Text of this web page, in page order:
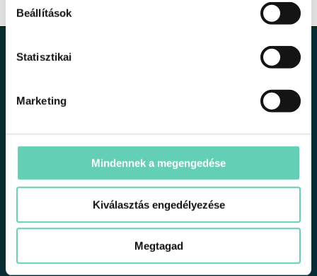
Beállítások
Statisztikai
Marketing
Mindennek a megengedése
Kiválasztás engedélyezése
Megtagad
1191 Budapest, Üllői út 206.
+36301340051